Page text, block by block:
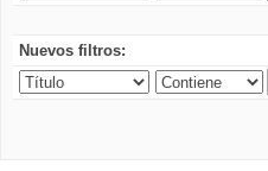
Nuevos filtros: